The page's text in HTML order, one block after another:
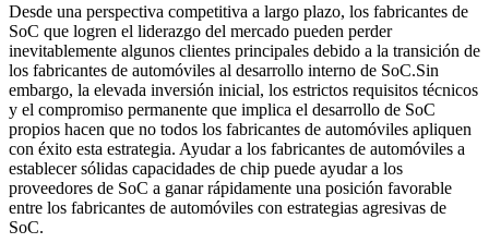
Desde una perspectiva competitiva a largo plazo, los fabricantes de
SoC que logren el liderazgo del mercado pueden perder
inevitablemente algunos clientes principales debido a la transición de
los fabricantes de automóviles al desarrollo interno de SoC.Sin
embargo, la elevada inversión inicial, los estrictos requisitos técnicos
y el compromiso permanente que implica el desarrollo de SoC
propios hacen que no todos los fabricantes de automóviles apliquen
con éxito esta estrategia. Ayudar a los fabricantes de automóviles a
establecer sólidas capacidades de chip puede ayudar a los
proveedores de SoC a ganar rápidamente una posición favorable
entre los fabricantes de automóviles con estrategias agresivas de
SoC.